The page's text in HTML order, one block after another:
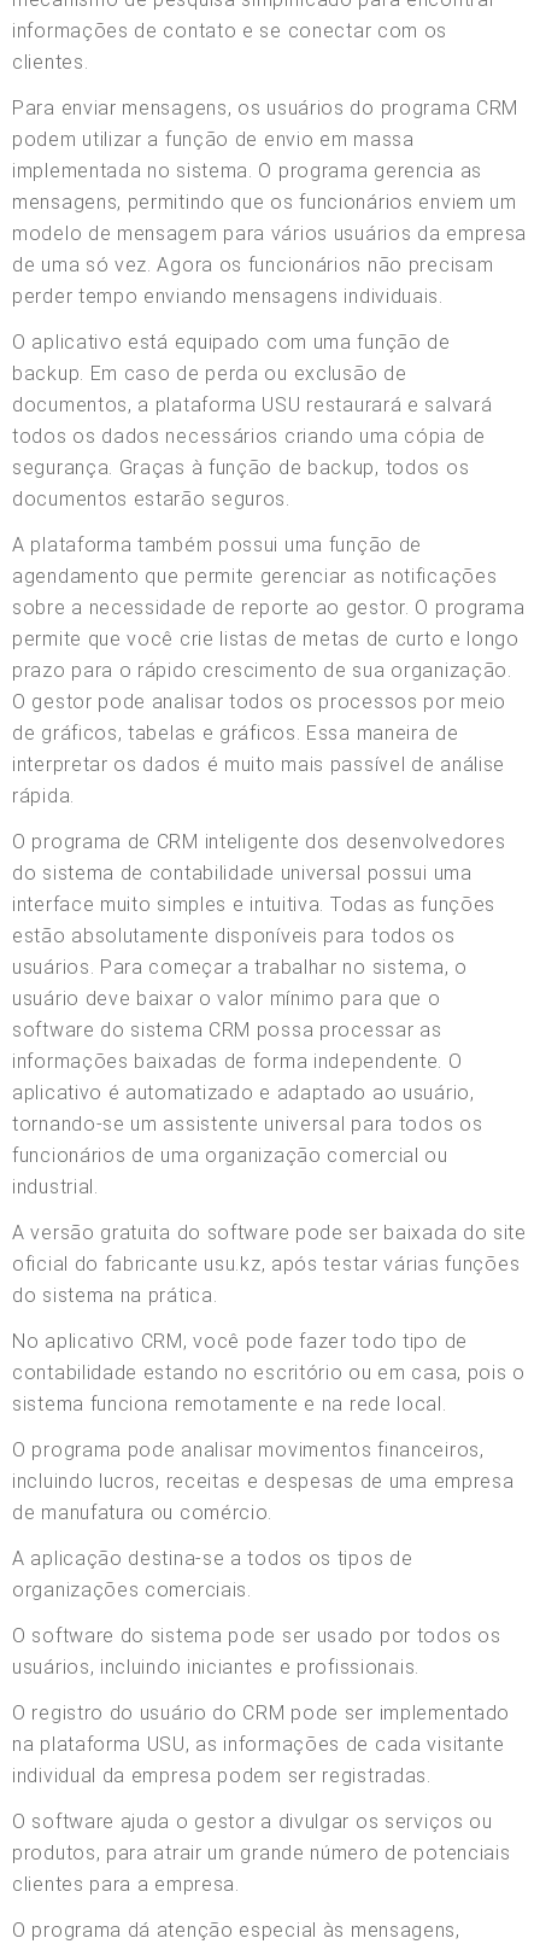
informações de contato e se conectar com os
clientes.
Para enviar mensagens, os usuários do programa CRM
podem utilizar a função de envio em massa
implementada no sistema. O programa gerencia as
mensagens, permitindo que os funcionários enviem um
modelo de mensagem para vários usuários da empresa
de uma só vez. Agora os funcionários não precisam
perder tempo enviando mensagens individuais.
O aplicativo está equipado com uma função de
backup. Em caso de perda ou exclusão de
documentos, a plataforma USU restaurará e salvará
todos os dados necessários criando uma cópia de
segurança. Graças à função de backup, todos os
documentos estarão seguros.
A plataforma também possui uma função de
agendamento que permite gerenciar as notificações
sobre a necessidade de reporte ao gestor. O programa
permite que você crie listas de metas de curto e longo
prazo para o rápido crescimento de sua organização.
O gestor pode analisar todos os processos por meio
de gráficos, tabelas e gráficos. Essa maneira de
interpretar os dados é muito mais passível de análise
rápida.
O programa de CRM inteligente dos desenvolvedores
do sistema de contabilidade universal possui uma
interface muito simples e intuitiva. Todas as funções
estão absolutamente disponíveis para todos os
usuários. Para começar a trabalhar no sistema, o
usuário deve baixar o valor mínimo para que o
software do sistema CRM possa processar as
informações baixadas de forma independente. O
aplicativo é automatizado e adaptado ao usuário,
tornando-se um assistente universal para todos os
funcionários de uma organização comercial ou
industrial.
A versão gratuita do software pode ser baixada do site
oficial do fabricante usu.kz, após testar várias funções
do sistema na prática.
No aplicativo CRM, você pode fazer todo tipo de
contabilidade estando no escritório ou em casa, pois o
sistema funciona remotamente e na rede local.
O programa pode analisar movimentos financeiros,
incluindo lucros, receitas e despesas de uma empresa
de manufatura ou comércio.
A aplicação destina-se a todos os tipos de
organizações comerciais.
O software do sistema pode ser usado por todos os
usuários, incluindo iniciantes e profissionais.
O registro do usuário do CRM pode ser implementado
na plataforma USU, as informações de cada visitante
individual da empresa podem ser registradas.
O software ajuda o gestor a divulgar os serviços ou
produtos, para atrair um grande número de potenciais
clientes para a empresa.
O programa dá atenção especial às mensagens,